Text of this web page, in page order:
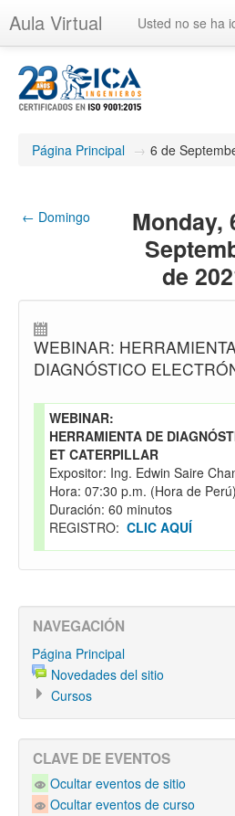
Aula Virtual Usted no se ha
Página Principal → 6 de
← Domingo
Monday,
de
WEBINAR:
DIAGNÓSTICO
WEBINAR:
HERRAMIENTA DE
ET CATERPILLAR
Expositor: Ing. Edwin Saire
Hora: 07:30 p.m. (Hora de Perú)
Duración: 60 minutos
REGISTRO:CLIC AQUÍ
NAVEGACIÓN
Página Principal
Novedades del sitio
Cursos
CLAVE DE EVENTOS
Ocultar eventos de sitio
Ocultar eventos de curso